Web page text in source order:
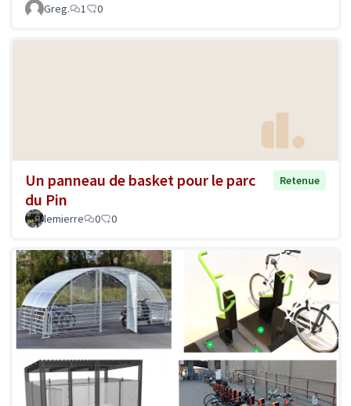
Greg.
1 0
Un panneau de basket pour le parc
du Pin
Retenue
lemierre 0 0